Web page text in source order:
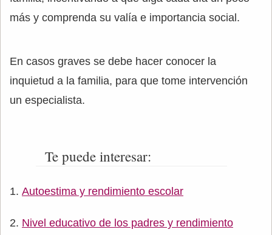
más y comprenda su valía e importancia social.
En casos graves se debe hacer conocer la
inquietud a la familia, para que tome intervención
un especialista.
Te puede interesar:
Autoestima y rendimiento escolar
Nivel educativo de los padres y rendimiento